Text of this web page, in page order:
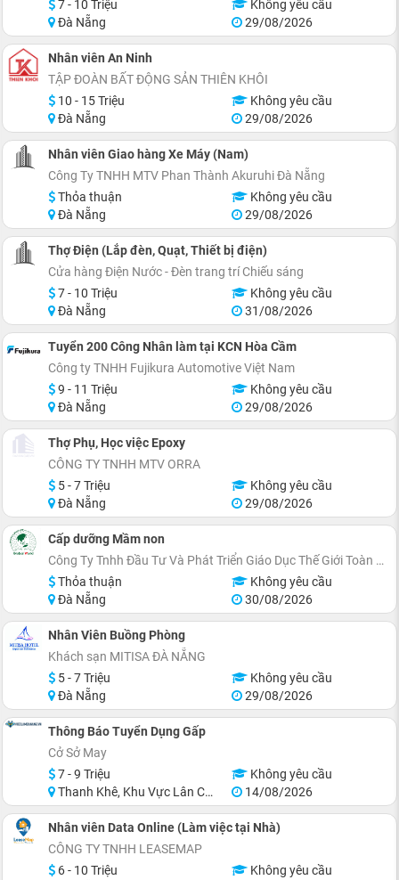
7 - 10 Triệu
Không yêu cầu
Đà Nẵng
29/08/2026
Nhân viên An Ninh
TẬP ĐOÀN BẤT ĐỘNG SẢN THIÊN KHÔI
10 - 15 Triệu
Không yêu cầu
Đà Nẵng
29/08/2026
Nhân viên Giao hàng Xe Máy (Nam)
Công Ty TNHH MTV Phan Thành Akuruhi Ðà Nẵng
Thỏa thuận
Không yêu cầu
Đà Nẵng
29/08/2026
Thợ Điện (Lắp đèn, Quạt, Thiết bị điện)
Cửa hàng Điện Nước - Đèn trang trí Chiếu sáng
7 - 10 Triệu
Không yêu cầu
Đà Nẵng
31/08/2026
Tuyển 200 Công Nhân làm tại KCN Hòa Cầm
Công ty TNHH Fujikura Automotive Việt Nam
9 - 11 Triệu
Không yêu cầu
Đà Nẵng
29/08/2026
Thợ Phụ, Học việc Epoxy
CÔNG TY TNHH MTV ORRA
5 - 7 Triệu
Không yêu cầu
Đà Nẵng
29/08/2026
Cấp dưỡng Mầm non
Công Ty Tnhh Đầu Tư Và Phát Triển Giáo Dục Thế Giới Toàn Cầu
Thỏa thuận
Không yêu cầu
Đà Nẵng
30/08/2026
Nhân Viên Buồng Phòng
Khách sạn MITISA ĐÀ NẴNG
5 - 7 Triệu
Không yêu cầu
Đà Nẵng
29/08/2026
Thông Báo Tuyển Dụng Gấp
Cở Sở May
7 - 9 Triệu
Không yêu cầu
Thanh Khê, Khu Vực Lân Cận Đà Nẵng
14/08/2026
Nhân viên Data Online (Làm việc tại Nhà)
CÔNG TY TNHH LEASEMAP
6 - 10 Triệu
Không yêu cầu